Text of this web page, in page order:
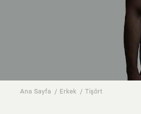
Ana Sayfa Erkek Tişört